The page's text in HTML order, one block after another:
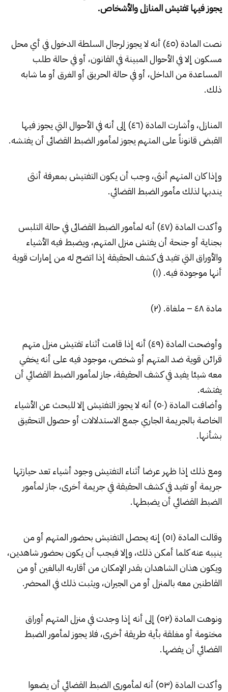
يجوز فيها تفتيش المنازل والأشخاص.
نصت المادة (٤٥) أنه لا يجوز لرجال السلطة الدخول في أي محل
مسكون إلا في الأحوال المبينة في القانون، أو في حالة طلب
المساعدة من الداخل، أو في حالة الحريق أو الغرق أو ما شابه
ذلك.
المنازل، وأشارت المادة (٤٦) إلى أنه في الأحوال التي يجوز فيها
القبض قانوناً على المتهم يجوز لمأمور الضبط القضائى أن يفتشه.
وإذا كان المتهم أنثى، وجب أن يكون التفتيش بمعرفة أنثى
يندبها لذلك مأمور الضبط القضائي.
وأكدت المادة (٤٧) أنه لمأمور الضبط القضائى في حالة التلبس
بجناية أو جنحة أن يفتش منزل المتهم، ويضبط فيه الأشياء
والأوراق التي تفيد فى كشف الحقيقة إذا اتضح له من إمارات قوية
أنها موجودة فيه. (١)
مادة ٤٨ – ملغاة. (٢)
وأوضحت المادة (٤٩) أنه إذا قامت أثناء تفتيش منزل متهم
قرائن قوية ضد المتهم أو شخص، موجود فيه على أنه يخفي
معه شيئا يفيد في كشف الحقيقة، جاز لمأمور الضبط القضائي أن
يفتشه.
وأضافت المادة (٥٠) أنه لا يجوز التفتيش إلا للبحث عن الأشياء
الخاصة بالجريمة الجاري جمع الاستدلالات أو حصول التحقيق
بشأنها.
ومع ذلك إذا ظهر عرضا أثناء التفتيش وجود أشياء تعد حيازتها
جريمة أو تفيد في كشف الحقيقة في جريمة أخرى، جاز لمأمور
الضبط القضائي أن يضبطها.
وقالت المادة (٥١) إنه يحصل التفتيش بحضور المتهم أو من
ينيبه عنه كلما أمكن ذلك، وإلا فيجب أن يكون بحضور شاهدين،
ويكون هذان الشاهدان بقدر الإمكان من أقاربه البالغين أو من
القاطنين معه بالمنزل أو من الجيران، ويثبت ذلك في المحضر.
ونوهت المادة (٥٢) إلى أنه إذا وجدت في منزل المتهم أوراق
مختومة أو مغلقة بأية طريقة أخرى، فلا يجوز لمأمور الضبط
القضائي أن يفضها.
وأكدت المادة (٥٣) أنه لمأمورى الضبط القضائي أن يضعوا